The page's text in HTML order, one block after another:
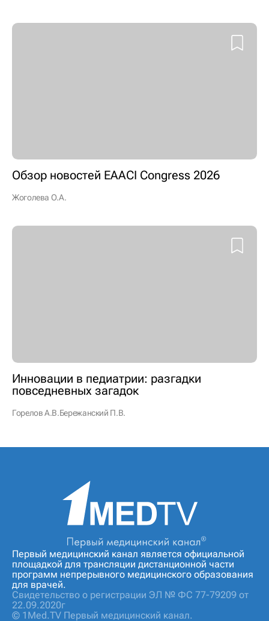
Обзор новостей EAACI Congress 2026
Жоголева О.А.
Инновации в педиатрии: разгадки
повседневных загадок
Горелов А.В.Бережанский П.В.
Первый медицинский канал является официальной
площадкой для трансляции дистанционной части
программ непрерывного медицинского образования
для врачей.
Свидетельство о регистрации ЭЛ № ФС 77-79209 от
22.09.2020г
© 1Med.TV Первый медицинский канал.